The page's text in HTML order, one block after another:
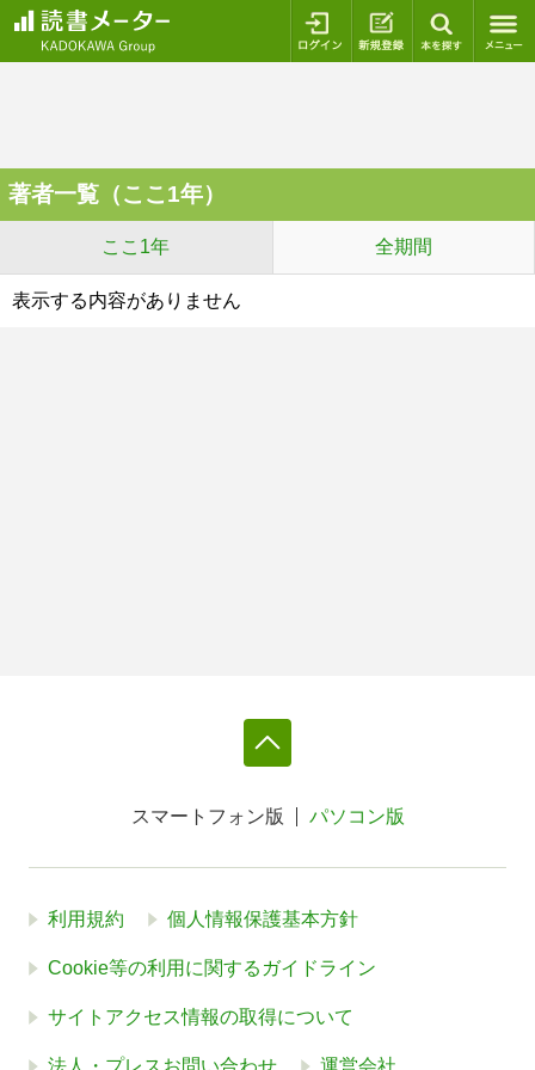
ログイン 新規登録
著者一覧（ここ1年）
ここ1年 全期間
表示する内容がありません
スマートフォン版 パソコン版
利用規約 個人情報保護基本方針
Cookie等の利用に関するガイドライン
サイトアクセス情報の取得について
法人・プレスお問い合わせ 運営会社